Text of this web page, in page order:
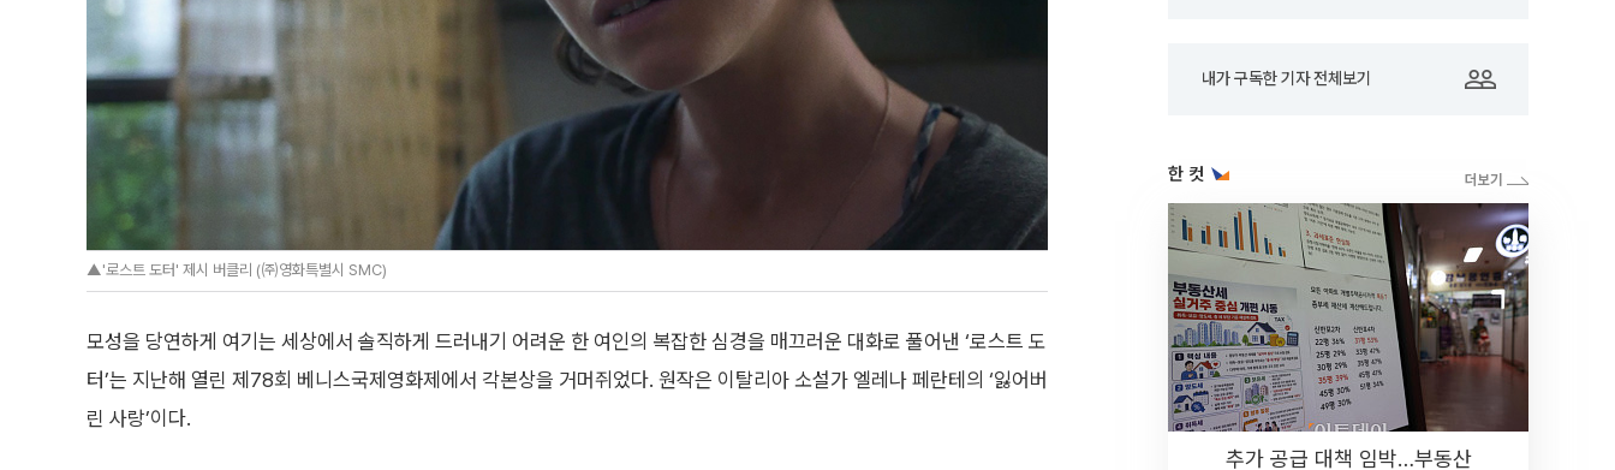
▲'로스트 도터' 제시 버클리 (㈜영화특별시 SMC)
모성을 당연하게 여기는 세상에서 솔직하게 드러내기 어려운 한 여인의 복잡한 심경을 매끄러운 대화로 풀어낸 ‘로스트 도
터’는 지난해 열린 제78회 베니스국제영화제에서 각본상을 거머쥐었다. 원작은 이탈리아 소설가 엘레나 페란테의 ‘잃어버
린 사랑’이다.
내가 구독한 기자 전체보기
한 컷
추가 공급 대책 임박…부동산